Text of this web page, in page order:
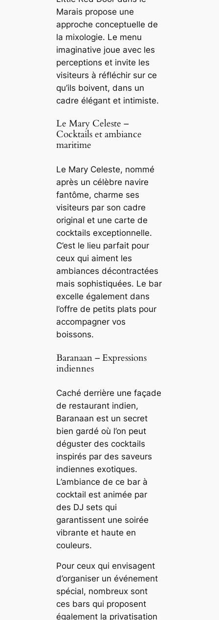
Marais propose une
approche conceptuelle de
la mixologie. Le menu
imaginative joue avec les
perceptions et invite les
visiteurs à réfléchir sur ce
qu’ils boivent, dans un
cadre élégant et intimiste.
Le Mary Celeste –
Cocktails et ambiance
maritime
Le Mary Celeste, nommé
après un célèbre navire
fantôme, charme ses
visiteurs par son cadre
original et une carte de
cocktails exceptionnelle.
C’est le lieu parfait pour
ceux qui aiment les
ambiances décontractées
mais sophistiquées. Le bar
excelle également dans
l’offre de petits plats pour
accompagner vos
boissons.
Baranaan – Expressions
indiennes
Caché derrière une façade
de restaurant indien,
Baranaan est un secret
bien gardé où l’on peut
déguster des cocktails
inspirés par des saveurs
indiennes exotiques.
L’ambiance de ce bar à
cocktail est animée par
des DJ sets qui
garantissent une soirée
vibrante et haute en
couleurs.
Pour ceux qui envisagent
d’organiser un événement
spécial, nombreux sont
ces bars qui proposent
également la privatisation